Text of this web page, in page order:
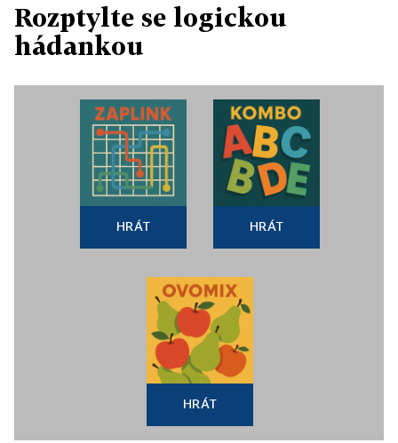
Rozptylte se logickou
hádankou
HRÁT HRÁT
HRÁT